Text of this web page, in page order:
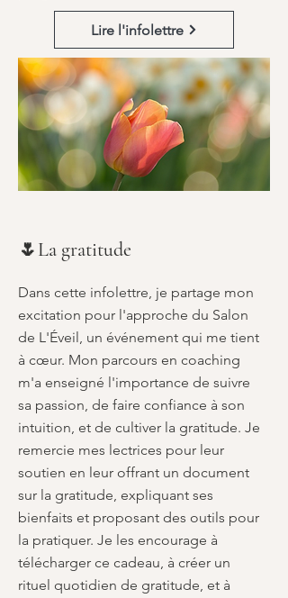
Lire l'infolettre
🌷La gratitude
Dans cette infolettre, je partage mon
excitation pour l'approche du Salon
de L'Éveil, un événement qui me tient
à cœur. Mon parcours en coaching
m'a enseigné l'importance de suivre
sa passion, de faire confiance à son
intuition, et de cultiver la gratitude. Je
remercie mes lectrices pour leur
soutien en leur offrant un document
sur la gratitude, expliquant ses
bienfaits et proposant des outils pour
la pratiquer. Je les encourage à
télécharger ce cadeau, à créer un
rituel quotidien de gratitude, et à